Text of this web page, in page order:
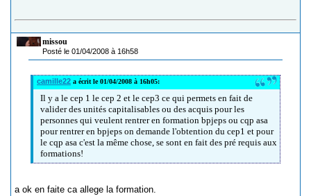
missou
Posté le 01/04/2008 à 16h58
camille22 a écrit le 01/04/2008 à 16h05:
Il y a le cep 1 le cep 2 et le cep3 ce qui permets en fait de
valider des unités capitalisables ou des acquis pour les
personnes qui veulent rentrer en formation bpjeps ou cqp asa
pour rentrer en bpjeps on demande l'obtention du cep1 et pour
le cqp asa c'est la même chose, se sont en fait des pré requis aux
formations!
a ok en faite ca allege la formation.